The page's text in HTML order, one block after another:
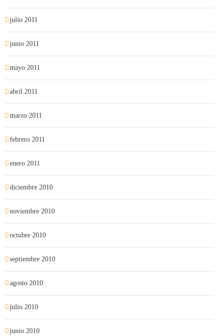
julio 2011
junio 2011
mayo 2011
abril 2011
marzo 2011
febrero 2011
enero 2011
diciembre 2010
noviembre 2010
octubre 2010
septiembre 2010
agosto 2010
julio 2010
junio 2010